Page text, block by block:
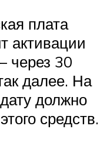
плата
активации
через 30
далее. На
должно
средств.